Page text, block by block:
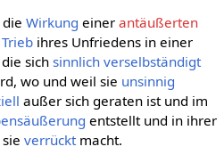
Wirkung einer antäußerten
Triebihres Unfriedens in einer
die sich sinnlich verselbständigt
wo und weil sie unsinnig
außer sich geraten ist und im
entstellt und in ihrer
verrücktmacht.